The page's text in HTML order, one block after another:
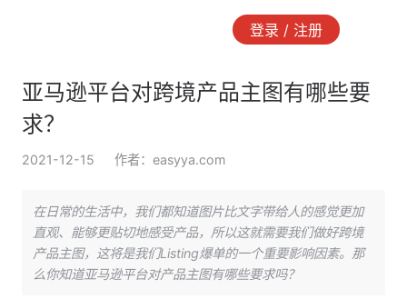
登录 / 注册
亚马逊平台对跨境产品主图有哪些要
求？
2021-12-15 作者：easyya.com
在日常的生活中，我们都知道图片比文字带给人的感觉更加
直观、能够更贴切地感受产品，所以这就需要我们做好跨境
产品主图，这将是我们Listing爆单的一个重要影响因素。那
么你知道亚马逊平台对产品主图有哪些要求吗？